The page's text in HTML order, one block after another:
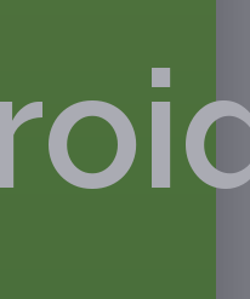
Файсал;
мастеру,
счет на общих
барбершопа;
запись
скидка
по телефонам: +7